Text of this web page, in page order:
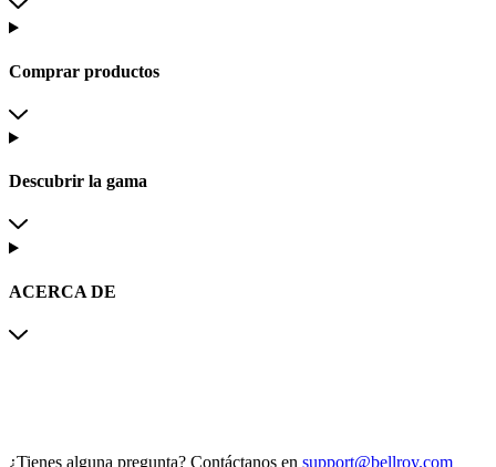
Comprar productos
Descubrir la gama
ACERCA DE
¿Tienes alguna pregunta? Contáctanos en support@bellroy.com